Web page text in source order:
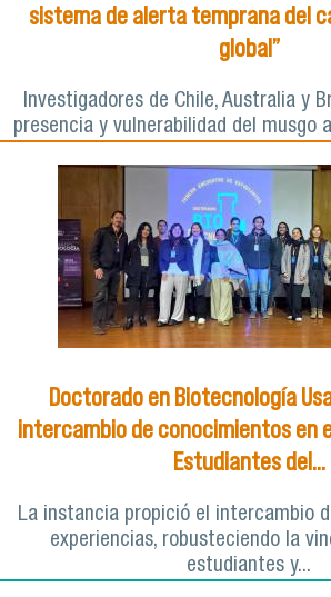
sistema de alerta temprana del
global”
Investigadores de Chile, Australia y
presencia y vulnerabilidad del musgo
Doctorado en Biotecnología
intercambio de conocimientos en
Estudiantes del...
La instancia propició el intercambio
experiencias, robusteciendo la
estudiantes y...